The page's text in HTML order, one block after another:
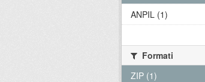
ANPIL (1)
Formati
ZIP (1)